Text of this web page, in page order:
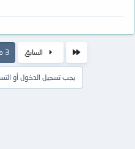
السابق 3 من 5
يجب تسجيل الدخول أو